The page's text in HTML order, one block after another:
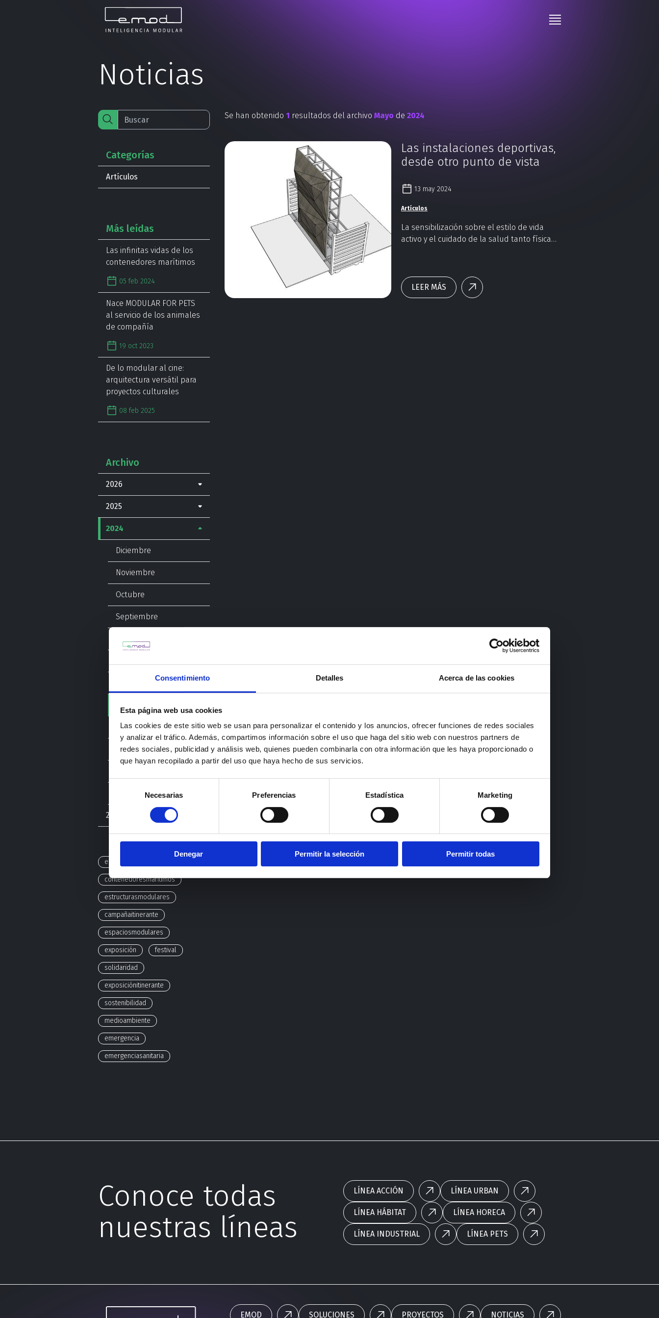
Consentimiento Detalles Acerca de las cookies
Esta página web usa cookies
Las cookies de este sitio web se usan para personalizar el contenido y los anuncios, ofrecer funciones de redes sociales
y analizar el tráfico. Además, compartimos información sobre el uso que haga del sitio web con nuestros partners de
redes sociales, publicidad y análisis web, quienes pueden combinarla con otra información que les haya proporcionado o
que hayan recopilado a partir del uso que haya hecho de sus servicios.
Selección
consentimiento
Necesarias Preferencias Estadística Marketing
Denegar Permitir la selección Permitir todas
Noticias
Categorías
Artículos
Más leídas
Las infinitas vidas de los
contenedores marítimos
05 feb 2024
Nace MODULAR FOR PETS
al servicio de los animales
de compañía
19 oct 2023
De lo modular al cine:
arquitectura versátil para
proyectos culturales
08 feb 2025
Archivo
2026
2025
2024
Diciembre
Noviembre
Octubre
Septiembre
Abril
Marzo
2023
emod
contenedoresmarítimos
estructurasmodulares
campañaitinerante
espaciosmodulares
exposición festival
solidaridad
exposiciónitinerante
sostenibilidad
medioambiente
emergencia
emergenciasanitaria
Se han obtenido 1 resultados del archivo Mayo de 2024
Las instalaciones deportivas,
desde otro punto de vista
13 may 2024
Artículos
La sensibilización sobre el estilo de vida
activo y el cuidado de la salud tanto física
como forma de ocio y desconexión, jugando
muy a favor en nuestro bienestar.
LEER MÁS
Conoce todas
nuestras líneas
LÍNEA ACCIÓN LÍNEA URBAN
LÍNEA HÁBITAT LÍNEA HORECA
LÍNEA INDUSTRIAL LÍNEA PETS
EMOD SOLUCIONES PROYECTOS NOTICIAS